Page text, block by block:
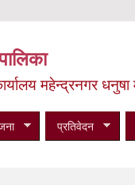
महेन्द्रनगर
प्रतिवेदन